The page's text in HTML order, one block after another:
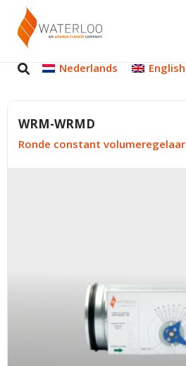
Nederlands English
WRM-WRMD
Ronde constant volumeregelaar